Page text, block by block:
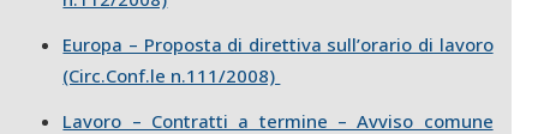
Europa – Proposta di direttiva sull’orario di lavoro
(Circ.Conf.le n.111/2008)
Lavoro – Contratti a termine – Avviso comune